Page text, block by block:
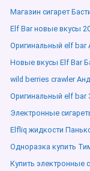
Магазин сигарет
Elf Bar новые вкусы
Оригинальный elf bar
Новые вкусы Elf Bar
wild berries crawler
Оригинальный elf bar
Электронные
Elfliq жидкости
Одноразка купить
Купить электронные